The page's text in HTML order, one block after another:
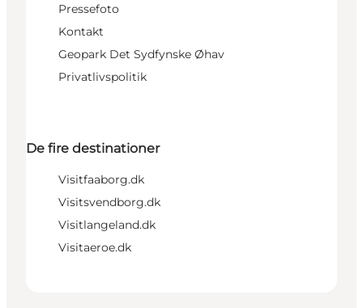
Pressefoto
Kontakt
Geopark Det Sydfynske Øhav
Privatlivspolitik
De fire destinationer
Visitfaaborg.dk
Visitsvendborg.dk
Visitlangeland.dk
Visitaeroe.dk